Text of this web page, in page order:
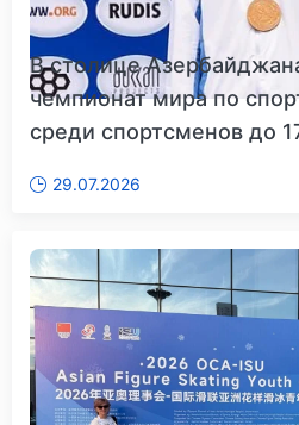
В столице
чемпионат мира по
среди спортсменов до
29.07.2026